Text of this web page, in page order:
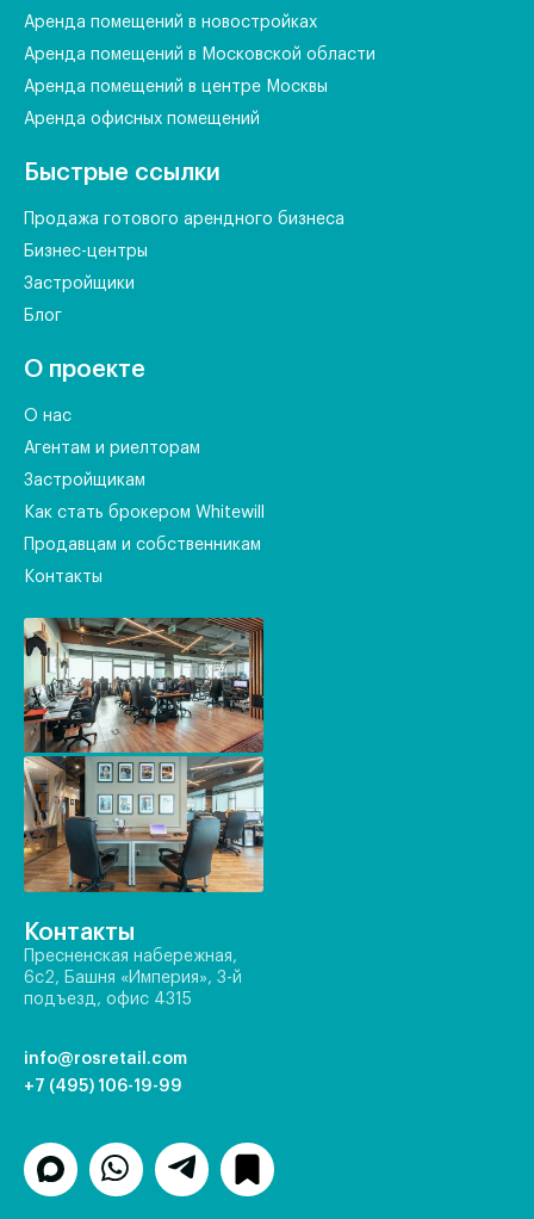
Аренда помещений в новостройках
Аренда помещений в Московской области
Аренда помещений в центре Москвы
Аренда офисных помещений
Быстрые ссылки
Продажа готового арендного бизнеса
Бизнес-центры
Застройщики
Блог
О проекте
О нас
Агентам и риелторам
Застройщикам
Как стать брокером Whitewill
Продавцам и собственникам
Контакты
Контакты
Пресненская набережная,
6с2, Башня «Империя», 3-й
подъезд, офис 4315
info@rosretail.com
+7 (495) 106-19-99